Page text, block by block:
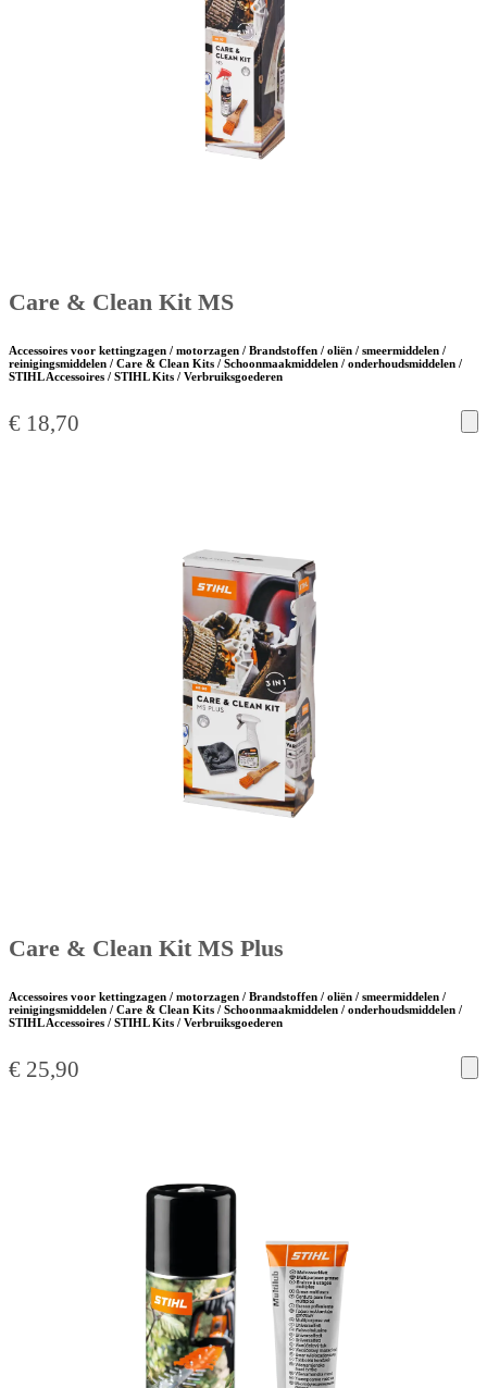
Care & Clean Kit MS
Accessoires voor kettingzagen / motorzagen / Brandstoffen / oliën / smeermiddelen /
reinigingsmiddelen / Care & Clean Kits / Schoonmaakmiddelen / onderhoudsmiddelen /
STIHL Accessoires / STIHL Kits / Verbruiksgoederen
€ 18,70
Care & Clean Kit MS Plus
Accessoires voor kettingzagen / motorzagen / Brandstoffen / oliën / smeermiddelen /
reinigingsmiddelen / Care & Clean Kits / Schoonmaakmiddelen / onderhoudsmiddelen /
STIHL Accessoires / STIHL Kits / Verbruiksgoederen
€ 25,90